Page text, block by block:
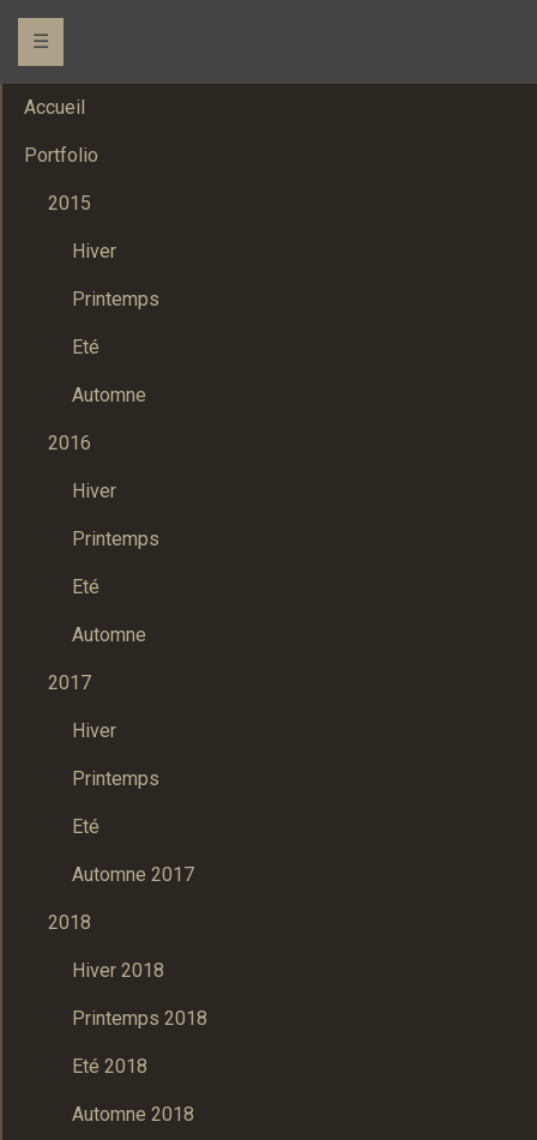
☰
Accueil
Portfolio
2015
Hiver
Printemps
Eté
Automne
2016
Hiver
Printemps
Eté
Automne
2017
Hiver
Printemps
Eté
Automne 2017
2018
Hiver 2018
Printemps 2018
Eté 2018
Automne 2018